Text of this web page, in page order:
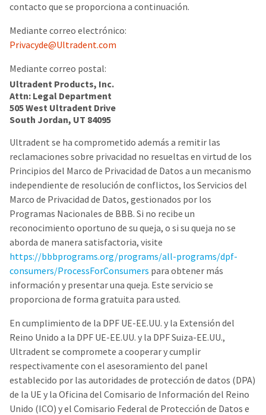
contacto que se proporciona a continuación.
Mediante correo electrónico:
Privacyde@Ultradent.com
Mediante correo postal:
Ultradent Products, Inc.
Attn: Legal Department
505 West Ultradent Drive
South Jordan, UT 84095
Ultradent se ha comprometido además a remitir las
reclamaciones sobre privacidad no resueltas en virtud de los
Principios del Marco de Privacidad de Datos a un mecanismo
independiente de resolución de conflictos, los Servicios del
Marco de Privacidad de Datos, gestionados por los
Programas Nacionales de BBB. Si no recibe un
reconocimiento oportuno de su queja, o si su queja no se
aborda de manera satisfactoria, visite
https://bbbprograms.org/programs/all-programs/dpf-
consumers/ProcessForConsumers para obtener más
información y presentar una queja. Este servicio se
proporciona de forma gratuita para usted.
En cumplimiento de la DPF UE-EE.UU. y la Extensión del
Reino Unido a la DPF UE-EE.UU. y la DPF Suiza-EE.UU.,
Ultradent se compromete a cooperar y cumplir
respectivamente con el asesoramiento del panel
establecido por las autoridades de protección de datos (DPA)
de la UE y la Oficina del Comisario de Información del Reino
Unido (ICO) y el Comisario Federal de Protección de Datos e